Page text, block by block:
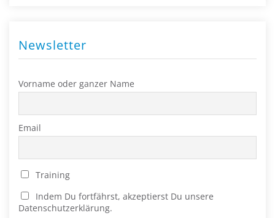
Newsletter
Vorname oder ganzer Name
Email
Training
Indem Du fortfährst, akzeptierst Du unsere
Datenschutzerklärung.